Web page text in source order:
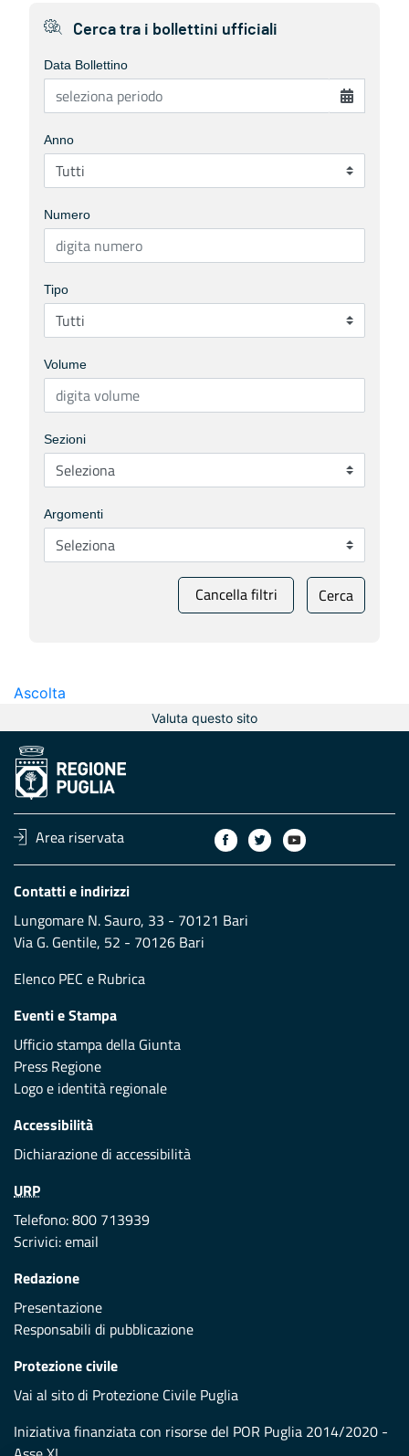
Cerca tra i bollettini ufficiali
Data Bollettino
Anno
Numero
Tipo
Volume
Sezioni
Argomenti
Cancella filtri Cerca
Ascolta
Valuta questo sito
Area riservata
Contatti e indirizzi
Lungomare N. Sauro, 33 - 70121 Bari
Via G. Gentile, 52 - 70126 Bari
Elenco PEC e Rubrica
Eventi e Stampa
Ufficio stampa della Giunta
Press Regione
Logo e identità regionale
Accessibilità
Dichiarazione di accessibilità
URP
Telefono: 800 713939
Scrivici:email
Redazione
Presentazione
Responsabili di pubblicazione
Protezione civile
Vai al sito di Protezione Civile Puglia
Iniziativa finanziata con risorse del POR Puglia 2014/2020 -